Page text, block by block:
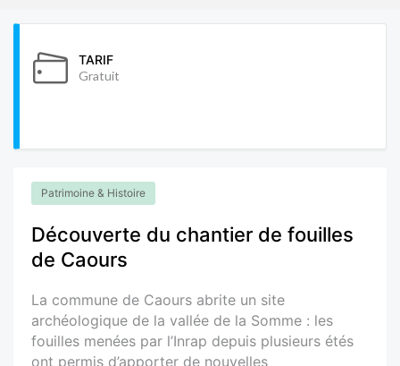
TARIF
Gratuit
Patrimoine & Histoire
Découverte du chantier de fouilles
de Caours
La commune de Caours abrite un site
archéologique de la vallée de la Somme : les
fouilles menées par l’Inrap depuis plusieurs étés
ont permis d’apporter de nouvelles